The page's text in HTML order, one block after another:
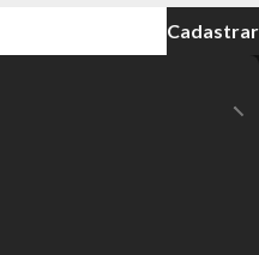
Cadastrar